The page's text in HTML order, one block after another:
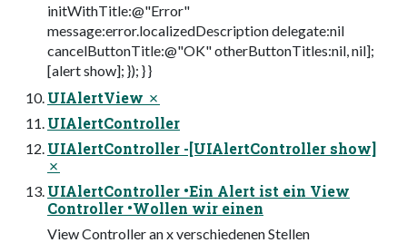
initWithTitle:@"Error"
message:error.localizedDescription delegate:nil
cancelButtonTitle:@"OK" otherButtonTitles:nil, nil];
[alert show]; }); } }
UIAlertView ✗
UIAlertController
UIAlertController -[UIAlertController show]
✗
UIAlertController •Ein Alert ist ein View
Controller •Wollen wir einen
View Controller an x verschiedenen Stellen